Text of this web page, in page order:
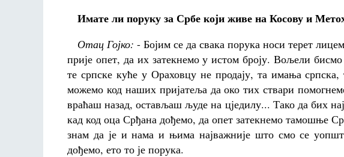
Имате ли поруку за Србе који живе на Косову и
Отац Гојко: - Бојим се да свака порука носи терет
прије опет, да их затекнемо у истом броју. Вољели
те српске куће у Ораховцу не продају, та имања
можемо код наших пријатеља да око тих ствари
враћаш назад, остављаш људе на цједилу... Тако да бих
кад код оца Срђана дођемо, да опет затекнемо тамошње
знам да је и нама и њима најважније што смо се
дођемо, ето то је порука.